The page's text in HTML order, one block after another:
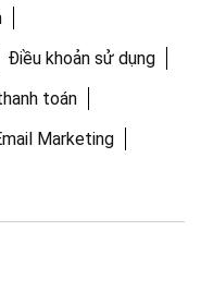
Điều khoản sử dụng
toán
Marketing